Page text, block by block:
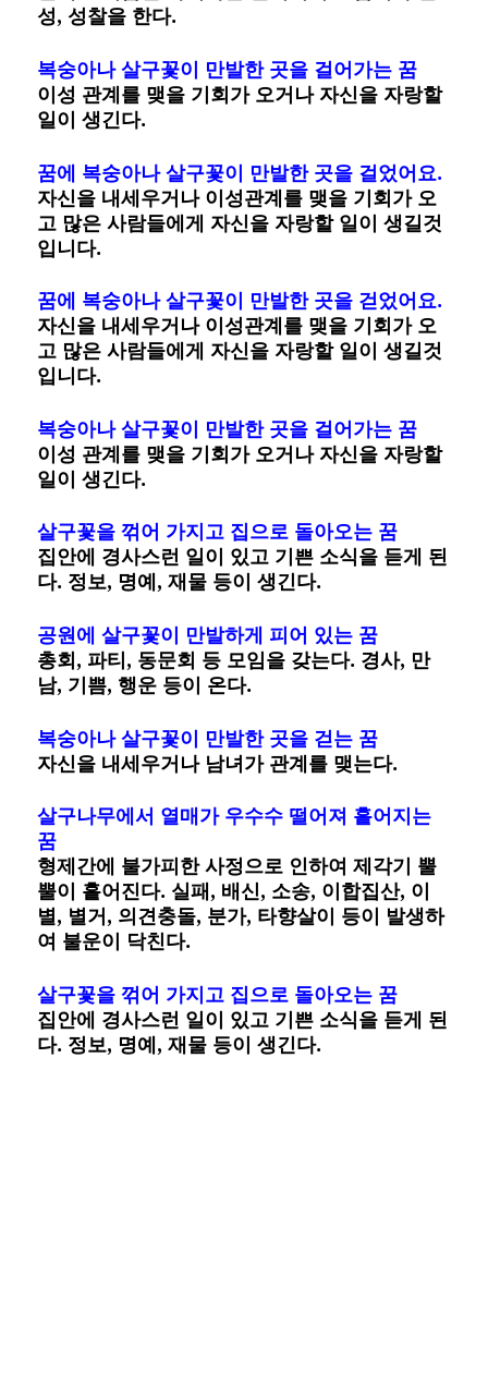
성, 성찰을 한다.
복숭아나 살구꽃이 만발한 곳을 걸어가는 꿈
이성 관계를 맺을 기회가 오거나 자신을 자랑할
일이 생긴다.
꿈에 복숭아나 살구꽃이 만발한 곳을 걸었어요.
자신을 내세우거나 이성관계를 맺을 기회가 오
고 많은 사람들에게 자신을 자랑할 일이 생길것
입니다.
꿈에 복숭아나 살구꽃이 만발한 곳을 걷었어요.
자신을 내세우거나 이성관계를 맺을 기회가 오
고 많은 사람들에게 자신을 자랑할 일이 생길것
입니다.
복숭아나 살구꽃이 만발한 곳을 걸어가는 꿈
이성 관계를 맺을 기회가 오거나 자신을 자랑할
일이 생긴다.
살구꽃을 꺾어 가지고 집으로 돌아오는 꿈
집안에 경사스런 일이 있고 기쁜 소식을 듣게 된
다. 정보, 명예, 재물 등이 생긴다.
공원에 살구꽃이 만발하게 피어 있는 꿈
총회, 파티, 동문회 등 모임을 갖는다. 경사, 만
남, 기쁨, 행운 등이 온다.
복숭아나 살구꽃이 만발한 곳을 걷는 꿈
자신을 내세우거나 남녀가 관계를 맺는다.
살구나무에서 열매가 우수수 떨어져 흩어지는
꿈
형제간에 불가피한 사정으로 인하여 제각기 뿔
뿔이 흩어진다. 실패, 배신, 소송, 이합집산, 이
별, 별거, 의견충돌, 분가, 타향살이 등이 발생하
여 불운이 닥친다.
살구꽃을 꺾어 가지고 집으로 돌아오는 꿈
집안에 경사스런 일이 있고 기쁜 소식을 듣게 된
다. 정보, 명예, 재물 등이 생긴다.